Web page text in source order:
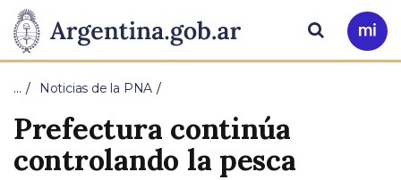
Presidencia
de
la
Nación
Pasar al contenido principal
Ir
a
Buscar
… Noticias de la PNA
Prefectura continúa
controlando la pesca